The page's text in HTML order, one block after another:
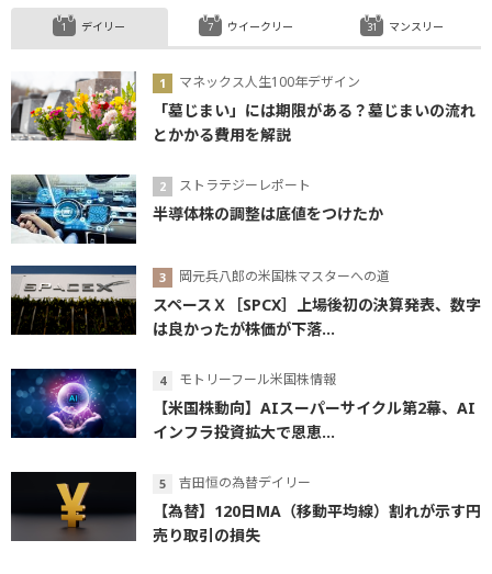
デイリー
マネックス人生100年デザイン
「墓じまい」には期限がある？墓じまいの流れ
とかかる費用を解説
ストラテジーレポート
半導体株の調整は底値をつけたか
岡元兵八郎の米国株マスターへの道
スペースＸ［SPCX］上場後初の決算発表、数字
は良かったが株価が下落...
モトリーフール米国株情報
【米国株動向】AIスーパーサイクル第2幕、AI
インフラ投資拡大で恩恵...
吉田恒の為替デイリー
【為替】120日MA（移動平均線）割れが示す円
売り取引の損失
ウイークリー マンスリー